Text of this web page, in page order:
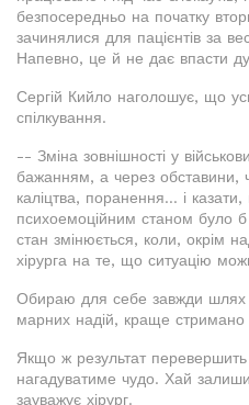
безпосередньо на початку
зачинялися для пацієнтів за
Напевно, це й не дає впасти
Сергій Кийло наголошує, що
спілкування.
-- Зміна зовнішності у
бажанням, а через обставини,
каліцтва, поранення... і
психоемоційним станом було
стан змінюється, коли, окрім
хірурга на те, що ситуацію
Обираю для себе завжди шлях
марних надій, краще стримано
Якщо ж результат
нагадуватиме чудо. Хай
зауважує хірург.